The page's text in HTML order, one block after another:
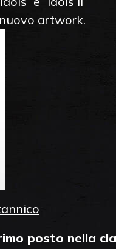
artwork.
posto nella